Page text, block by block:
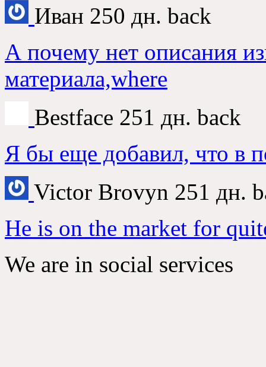
Иван 250 дн. back
А почему нет описания
материала,where
Bestface 251 дн. back
Я бы еще добавил, что в
Victor Brovyn 251 дн.
He is on the market for
We are in social services